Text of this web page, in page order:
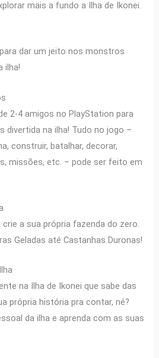
mais a fundo a Ilha de Ikonei.
dar um jeito nos monstros
ilha!
2-4 amigos no PlayStation para
divertida na ilha! Tudo no jogo –
construir, batalhar, decorar,
missões, etc. – pode ser feito em
a sua própria fazenda do zero.
Geladas até Castanhas Duronas!
na Ilha de Ikonei que sabe das
própria história pra contar, né?
da ilha e aprenda com as suas